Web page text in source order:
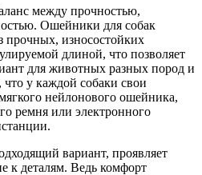
между прочностью,
Ошейники для собак
прочных, износостойких
длиной, что позволяет
для животных разных пород и
у каждой собаки свои
нейлонового ошейника,
ремня или электронного
вариант, проявляет
к деталям. Ведь комфорт